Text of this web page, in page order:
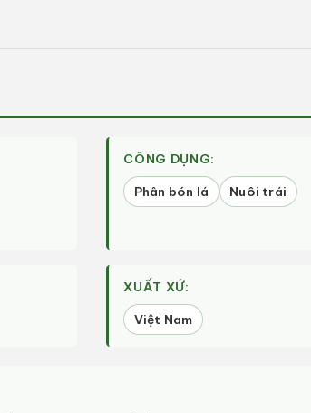
CÔNG DỤNG:
Phân bón lá
Nuôi trái
XUẤT XỨ:
Việt Nam